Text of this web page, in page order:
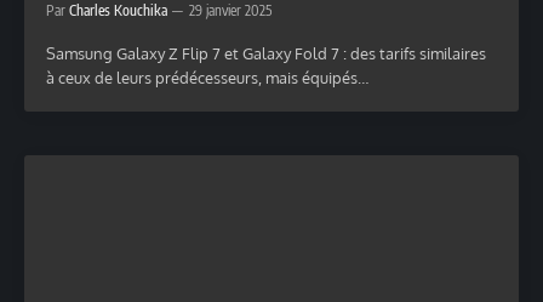
Par Charles Kouchika 29 janvier 2025
Samsung Galaxy Z Flip 7 et Galaxy Fold 7 : des tarifs similaires
à ceux de leurs prédécesseurs, mais équipés…